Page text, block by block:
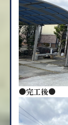
●完工後●